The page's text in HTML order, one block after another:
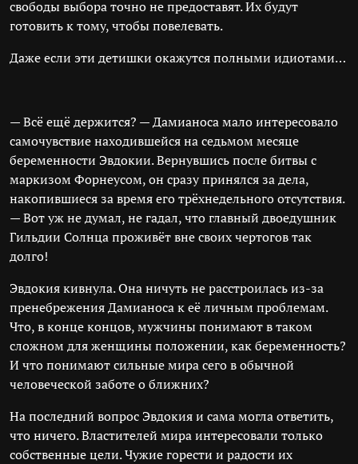
свободы выбора точно не предоставят. Их будут
готовить к тому, чтобы повелевать.
Даже если эти детишки окажутся полными идиотами…
— Всё ещё держится? — Дамианоса мало интересовало
самочувствие находившейся на седьмом месяце
беременности Эвдокии. Вернувшись после битвы с
маркизом Форнеусом, он сразу принялся за дела,
накопившиеся за время его трёхнедельного отсутствия.
— Вот уж не думал, не гадал, что главный двоедушник
Гильдии Солнца проживёт вне своих чертогов так
долго!
Эвдокия кивнула. Она ничуть не расстроилась из-за
пренебрежения Дамианоса к её личным проблемам.
Что, в конце концов, мужчины понимают в таком
сложном для женщины положении, как беременность?
И что понимают сильные мира сего в обычной
человеческой заботе о ближних?
На последний вопрос Эвдокия и сама могла ответить,
что ничего. Властителей мира интересовали только
собственные цели. Чужие горести и радости их